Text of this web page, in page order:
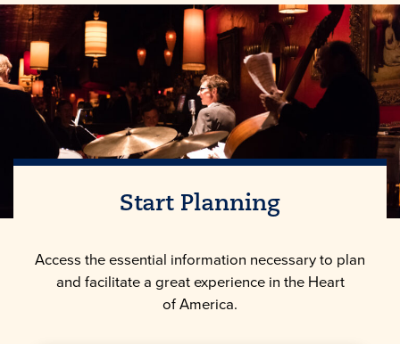
Start Planning
Access the essential information necessary to plan
and facilitate a great experience in the Heart
of America.